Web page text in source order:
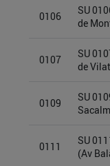
0106
SU
de
0107
SU
de
0109
SU
Sacalm
0111
SU
(Av